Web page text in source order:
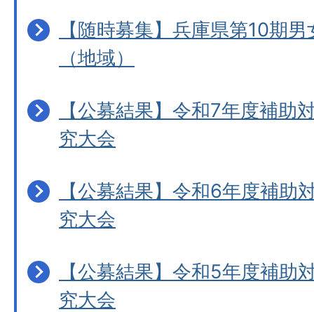
【随時募集】兵庫県第10期
（地域）
【公募結果】令和7年度補助
究大会
【公募結果】令和6年度補助
究大会
【公募結果】令和5年度補助
究大会